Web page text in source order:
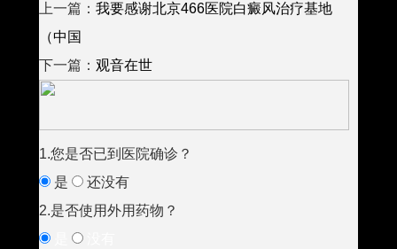
上一篇： 我要感谢北京466医院白癜风治疗基地
（中国
下一篇： 观音在世
1.您是否已到医院确诊？
是
还没有
2.是否使用外用药物？